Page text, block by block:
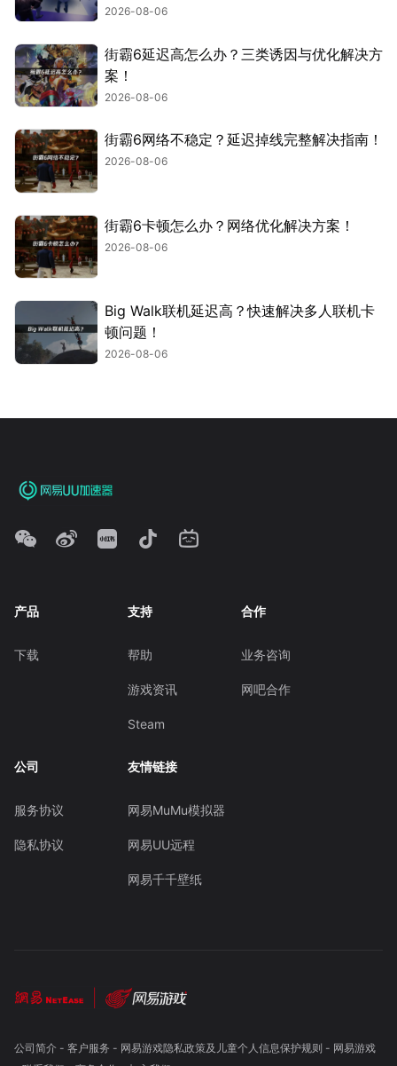
2026-08-06
街霸6延迟高怎么办？三类诱因与优化解决方
案！
2026-08-06
街霸6网络不稳定？延迟掉线完整解决指南！
2026-08-06
街霸6卡顿怎么办？网络优化解决方案！
2026-08-06
Big Walk联机延迟高？快速解决多人联机卡
顿问题！
2026-08-06
产品
下载
支持
帮助
游戏资讯
Steam
合作
业务咨询
网吧合作
公司
服务协议
隐私协议
友情链接
网易MuMu模拟器
网易UU远程
网易千千壁纸
公司简介- 客户服务 - 网易游戏隐私政策及儿童个人信息保护规则 - 网易游戏